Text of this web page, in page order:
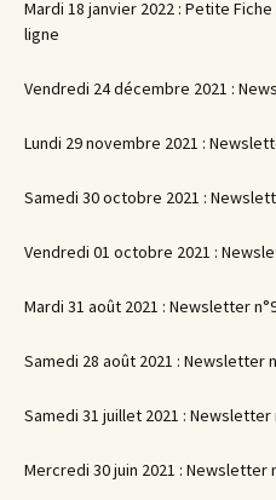
Mardi 18 janvier 2022 : Petite
ligne
Vendredi 24 décembre 2021 :
Lundi 29 novembre 2021 :
Samedi 30 octobre 2021 :
Vendredi 01 octobre 2021 :
Mardi 31 août 2021 : Newsletter
Samedi 28 août 2021 : Newsletter
Samedi 31 juillet 2021 : Newsletter
Mercredi 30 juin 2021 : Newsletter